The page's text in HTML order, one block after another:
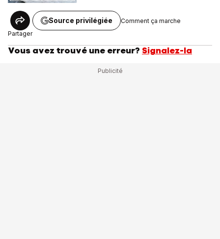
Partager
Source privilégiée Comment ça marche
Vous avez trouvé une erreur? Signalez-la